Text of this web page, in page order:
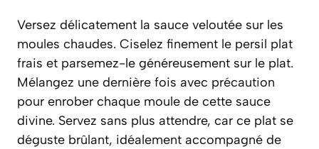
Versez délicatement la sauce veloutée sur les
moules chaudes. Ciselez finement le persil plat
frais et parsemez-le généreusement sur le plat.
Mélangez une dernière fois avec précaution
pour enrober chaque moule de cette sauce
divine. Servez sans plus attendre, car ce plat se
déguste brûlant, idéalement accompagné de